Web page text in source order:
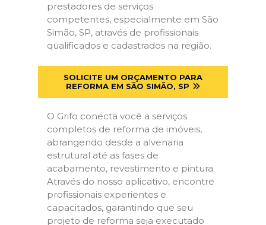
prestadores de serviços
competentes, especialmente em São
Simão, SP, através de profissionais
qualificados e cadastrados na região.
SOLICITE UM ORÇAMENTO PARA
REFORMA EM SÃO SIMÃO, SP
O Grifo conecta você a serviços
completos de reforma de imóveis,
abrangendo desde a alvenaria
estrutural até as fases de
acabamento, revestimento e pintura.
Através do nosso aplicativo, encontre
profissionais experientes e
capacitados, garantindo que seu
projeto de reforma seja executado